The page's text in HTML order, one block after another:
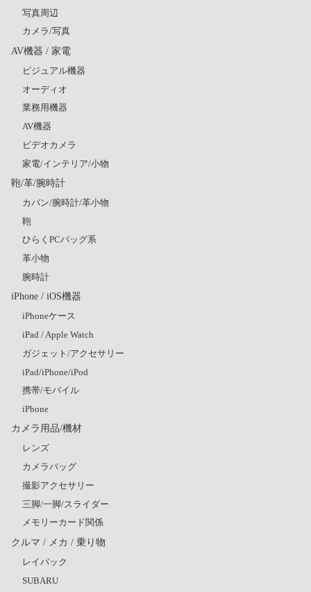
写真周辺
カメラ/写真
AV機器 / 家電
ビジュアル機器
オーディオ
業務用機器
AV機器
ビデオカメラ
家電/インテリア/小物
鞄/革/腕時計
カバン/腕時計/革小物
鞄
ひらくPCバッグ系
革小物
腕時計
iPhone / iOS機器
iPhoneケース
iPad / Apple Watch
ガジェット/アクセサリー
iPad/iPhone/iPod
携帯/モバイル
iPhone
カメラ用品/機材
レンズ
カメラバッグ
撮影アクセサリー
三脚/一脚/スライダー
メモリーカード関係
クルマ / メカ / 乗り物
レイバック
SUBARU